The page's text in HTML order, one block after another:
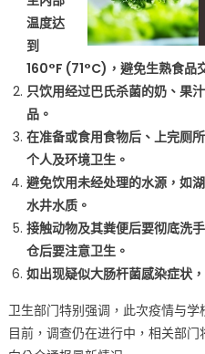
温度达
到
160°F (71°C)，避免生熟食品
只饮用经过巴氏杀菌的奶、果
品。
在准备或食用食物后、上完厕
个人及环境卫生。
避免饮用未经处理的水源，如
水井水质。
接触动物及其粪便后要彻底洗
仓后要注意卫生。
如出现疑似大肠杆菌感染症状
卫生部门特别强调，此次疫情与学
目前，调查仍在进行中，相关部